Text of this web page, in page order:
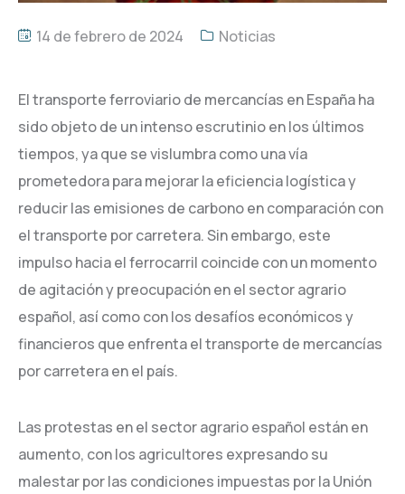
14 de febrero de 2024 Noticias
El transporte ferroviario de mercancías en España ha
sido objeto de un intenso escrutinio en los últimos
tiempos, ya que se vislumbra como una vía
prometedora para mejorar la eficiencia logística y
reducir las emisiones de carbono en comparación con
el transporte por carretera. Sin embargo, este
impulso hacia el ferrocarril coincide con un momento
de agitación y preocupación en el sector agrario
español, así como con los desafíos económicos y
financieros que enfrenta el transporte de mercancías
por carretera en el país.
Las protestas en el sector agrario español están en
aumento, con los agricultores expresando su
malestar por las condiciones impuestas por la Unión